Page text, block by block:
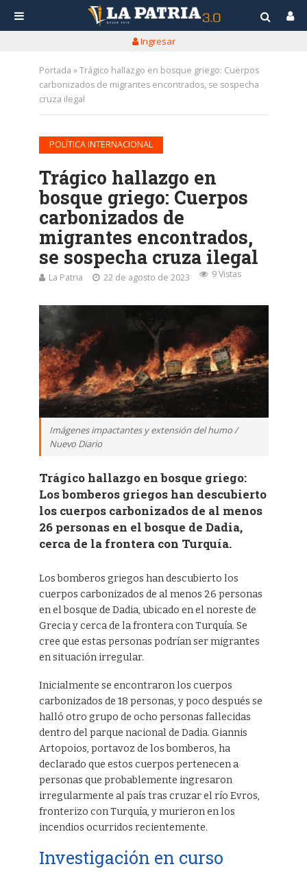
Ingresar
Portada »Trágico hallazgo en bosque griego: Cuerpos
carbonizados de migrantes encontrados, se sospecha
cruza ilegal
POLÍTICA INTERNACIONAL
Trágico hallazgo en
bosque griego: Cuerpos
carbonizados de
migrantes encontrados,
se sospecha cruza ilegal
La Patria 22 de agosto de 2023 9 Vistas
Imágenes impactantes y extensión del humo /
Nuevo Diario
Trágico hallazgo en bosque griego:
Los bomberos griegos han descubierto
los cuerpos carbonizados de al menos
26 personas en el bosque de Dadia,
cerca de la frontera con Turquía.
Los bomberos griegos han descubierto los
cuerpos carbonizados de al menos 26 personas
en el bosque de Dadia, ubicado en el noreste de
Grecia y cerca de la frontera con Turquía. Se
cree que estas personas podrían ser migrantes
en situación irregular.
Inicialmente se encontraron los cuerpos
carbonizados de 18 personas, y poco después se
halló otro grupo de ocho personas fallecidas
dentro del parque nacional de Dadia. Giannis
Artopoios, portavoz de los bomberos, ha
declarado que estos cuerpos pertenecen a
personas que probablemente ingresaron
irregularmente al país tras cruzar el río Evros,
fronterizo con Turquía, y murieron en los
incendios ocurridos recientemente.
Investigación en curso